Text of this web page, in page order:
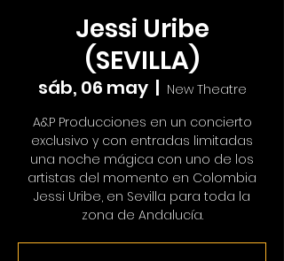
Jessi Uribe
(SEVILLA)
sáb, 06 may
  |
New Theatre
A&P Producciones en un concierto
exclusivo y con entradas limitadas
una noche mágica con uno de los
artistas del momento en Colombia
Jessi Uribe, en Sevilla para toda la
zona de Andalucía.